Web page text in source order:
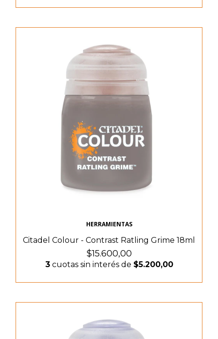
HERRAMIENTAS
Citadel Colour - Contrast Ratling Grime 18ml
$15.600,00
3cuotas sin interés de $5.200,00